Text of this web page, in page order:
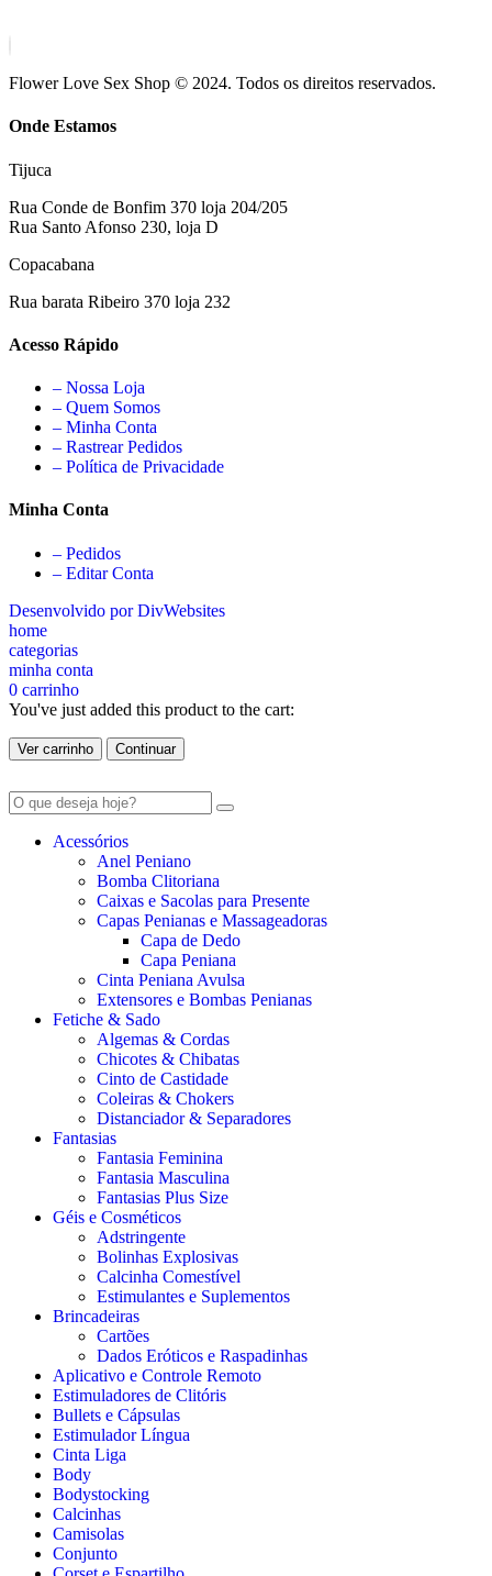
Flower Love Sex Shop © 2024. Todos os direitos reservados.
Onde Estamos
Tijuca
Rua Conde de Bonfim 370 loja 204/205
Rua Santo Afonso 230, loja D
Copacabana
Rua barata Ribeiro 370 loja 232
Acesso Rápido
– Nossa Loja
– Quem Somos
– Minha Conta
– Rastrear Pedidos
– Política de Privacidade
Minha Conta
– Pedidos
– Editar Conta
Desenvolvido por DivWebsites
home
categorias
minha conta
0 carrinho
You've just added this product to the cart:
Ver carrinho Continuar
Acessórios
Anel Peniano
Bomba Clitoriana
Caixas e Sacolas para Presente
Capas Penianas e Massageadoras
Capa de Dedo
Capa Peniana
Cinta Peniana Avulsa
Extensores e Bombas Penianas
Fetiche & Sado
Algemas & Cordas
Chicotes & Chibatas
Cinto de Castidade
Coleiras & Chokers
Distanciador & Separadores
Fantasias
Fantasia Feminina
Fantasia Masculina
Fantasias Plus Size
Géis e Cosméticos
Adstringente
Bolinhas Explosivas
Calcinha Comestível
Estimulantes e Suplementos
Brincadeiras
Cartões
Dados Eróticos e Raspadinhas
Aplicativo e Controle Remoto
Estimuladores de Clitóris
Bullets e Cápsulas
Estimulador Língua
Cinta Liga
Body
Bodystocking
Calcinhas
Camisolas
Conjunto